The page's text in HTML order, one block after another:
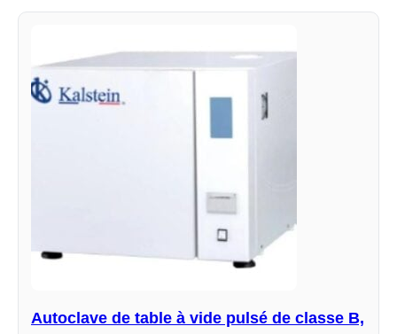
Autoclave de table à vide pulsé de classe B,